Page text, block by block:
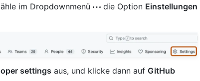
im Dropdownmenü
die Option Einstellungen
settings aus, und klicke dann auf GitHub